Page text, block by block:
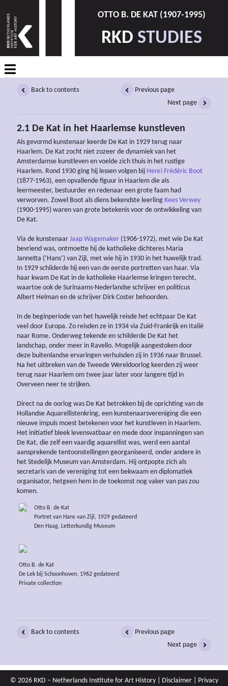
OTTO B. DE KAT (1907-1995)
RKD STUDIES
Back to contents
Previous page
Next page
2.1 De Kat in het Haarlemse kunstleven
Als gevormd kunstenaar keerde De Kat in 1929 terug naar
Haarlem. De Kat zocht niet zozeer de dynamiek van het
Amsterdamse kunstleven en voelde zich thuis in het rustige
Haarlem. Rond 1930 ging hij lessen volgen bij Henri Frédéric Boot
(1877-1963), een opvallende figuur in Haarlem die als
leermeester, bestuurder en redenaar een grote faam had
verworven. Zowel Boot als diens bekendste leerling Kees Verwey
(1900-1995) waren van grote betekenis voor de ontwikkeling van
De Kat.
Via de kunstenaar Jaap Wagemaker (1906-1972), met wie De Kat
bevriend was, ontmoette hij de katholieke dichteres Maria
Jannetta (‘Hans’) van Zijl, met wie hij in 1930 in het huwelijk trad.
In 1929 schilderde hij een van de eerste portretten van haar. Via
haar kwam De Kat in de katholieke Haarlemse kringen terecht,
waartoe ook de Surinaams-Nederlandse schrijver en politicus
Albert Helman en de schrijver Dirk Coster behoorden.
In de beginperiode van het huwelijk reisde het echtpaar De Kat
veel door Europa. Zo reisden ze in 1934 via Zuid-Frankrijk en Italië
naar Rome. Onderweg tekende en schilderde De Kat het
landschap, onder meer in Ravello. Mogelijk aangestoken door
deze buitenlandse ervaringen verhuisden zij in 1936 naar Brussel.
Na het uitbreken van de Tweede Wereldoorlog keerden zij weer
terug naar Haarlem om twee jaar later voor langere tijd in
Overveen neer te strijken.
Direct na de oorlog was De Kat betrokken bij de oprichting van de
Hollandse Aquarellistenkring, een kunstenaarsvereniging die een
nieuwe impuls moest betekenen voor het kunstleven in Haarlem.
Het initiatief bleek levensvatbaar en mede door inspanningen van
De Kat, die zelf een vaardig aquarellist was, werd een aantal
aansprekende tentoonstellingen georganiseerd, onder andere in
het Stedelijk Museum van Amsterdam. Hij ontpopte zich als
secretaris van de vereniging tot een bekwaam en diplomatiek
organisator, hetgeen hem in de toekomst nog vaker van pas zou
komen.
Otto B. de Kat
Portret van Hans van Zijl, 1929 gedateerd
Den Haag, Letterkundig Museum
Otto B. de Kat
De Lek bij Schoonhoven, 1962 gedateerd
Private collection
Back to contents
Previous page
Next page
© 2026 RKD – Netherlands Institute for Art History | Disclaimer| Privacy